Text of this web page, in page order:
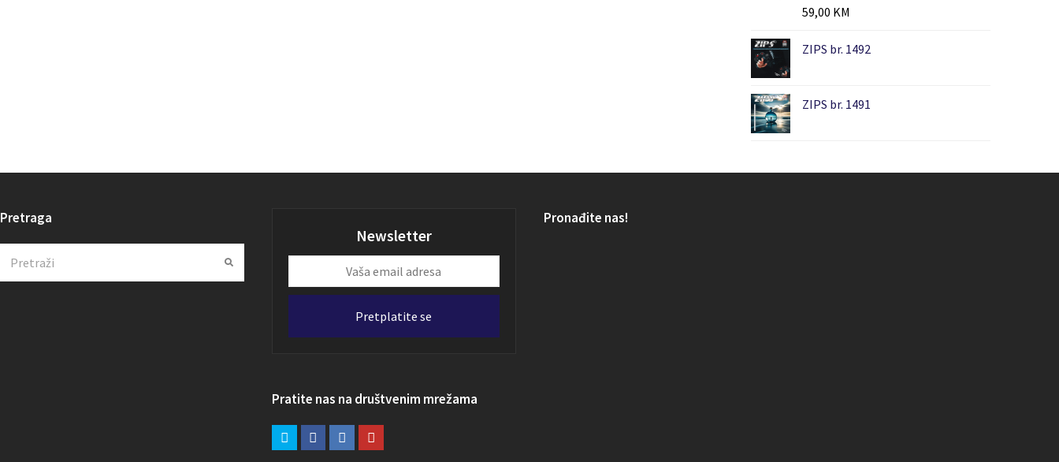
59,00 KM
ZIPS br. 1492
ZIPS br. 1491
Pretraga
Submit
Newsletter
email
Pretplatite se
Pratite nas na društvenim mrežama
Pronađite nas!